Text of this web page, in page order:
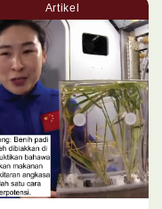
Artikel